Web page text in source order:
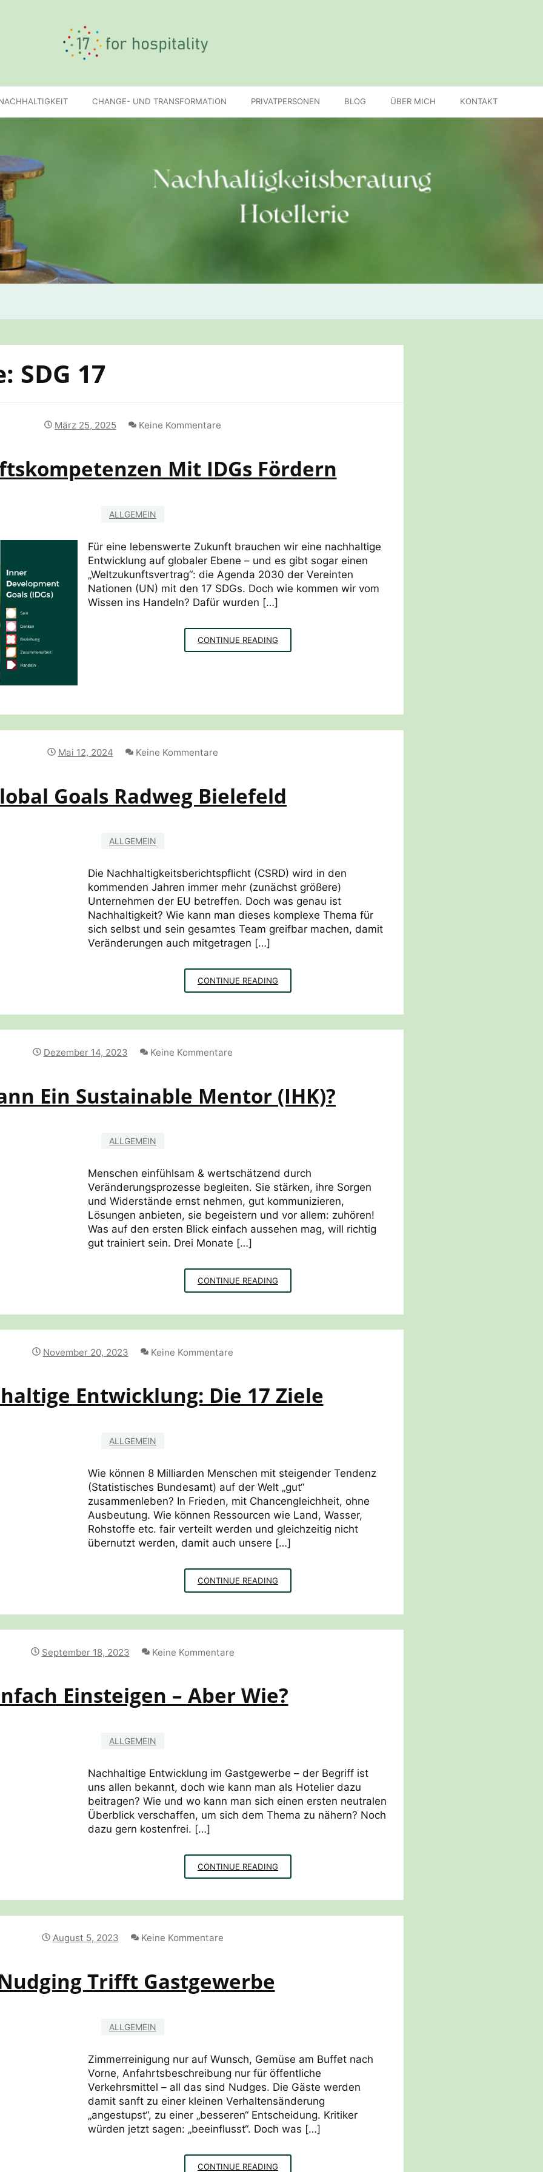
CHANGE- UND TRANSFORMATION PRIVATPERSONEN BLOG ÜBER MICH KONTAKT
SDG 17
März 25, 2025 Keine Kommentare
Mit IDGs Fördern
ALLGEMEIN
Für eine lebenswerte Zukunft brauchen wir eine nachhaltige
Entwicklung auf globaler Ebene – und es gibt sogar einen
„Weltzukunftsvertrag“: die Agenda 2030 der Vereinten
Nationen (UN) mit den 17 SDGs. Doch wie kommen wir vom
Wissen ins Handeln? Dafür wurden […]
CONTINUE READING
MIT
Mai 12, 2024 Keine Kommentare
Goals Radweg Bielefeld
ALLGEMEIN
Die Nachhaltigkeitsberichtspflicht (CSRD) wird in den
kommenden Jahren immer mehr (zunächst größere)
Unternehmen der EU betreffen. Doch was genau ist
Nachhaltigkeit? Wie kann man dieses komplexe Thema für
sich selbst und sein gesamtes Team greifbar machen, damit
Veränderungen auch mitgetragen […]
CONTINUE READING
GOALS
BIELEFELD
Dezember 14, 2023 Keine Kommentare
Ein Sustainable Mentor (IHK)?
ALLGEMEIN
Menschen einfühlsam & wertschätzend durch
Veränderungsprozesse begleiten. Sie stärken, ihre Sorgen
und Widerstände ernst nehmen, gut kommunizieren,
Lösungen anbieten, sie begeistern und vor allem: zuhören!
Was auf den ersten Blick einfach aussehen mag, will richtig
gut trainiert sein. Drei Monate […]
CONTINUE READING
KANN
SUSTAINABLE
November 20, 2023 Keine Kommentare
Entwicklung: Die 17 Ziele
ALLGEMEIN
Wie können 8 Milliarden Menschen mit steigender Tendenz
(Statistisches Bundesamt) auf der Welt „gut“
zusammenleben? In Frieden, mit Chancengleichheit, ohne
Ausbeutung. Wie können Ressourcen wie Land, Wasser,
Rohstoffe etc. fair verteilt werden und gleichzeitig nicht
übernutzt werden, damit auch unsere […]
CONTINUE READING
ENTWICKLUNG:
17
September 18, 2023 Keine Kommentare
Einsteigen – Aber Wie?
ALLGEMEIN
Nachhaltige Entwicklung im Gastgewerbe – der Begriff ist
uns allen bekannt, doch wie kann man als Hotelier dazu
beitragen? Wie und wo kann man sich einen ersten neutralen
Überblick verschaffen, um sich dem Thema zu nähern? Noch
dazu gern kostenfrei. […]
CONTINUE READING
EINSTEIGEN
ABER
August 5, 2023 Keine Kommentare
Trifft Gastgewerbe
ALLGEMEIN
Zimmerreinigung nur auf Wunsch, Gemüse am Buffet nach
Vorne, Anfahrtsbeschreibung nur für öffentliche
Verkehrsmittel – all das sind Nudges. Die Gäste werden
damit sanft zu einer kleinen Verhaltensänderung
„angestupst“, zu einer „besseren“ Entscheidung. Kritiker
würden jetzt sagen: „beeinflusst“. Doch was […]
CONTINUE READING